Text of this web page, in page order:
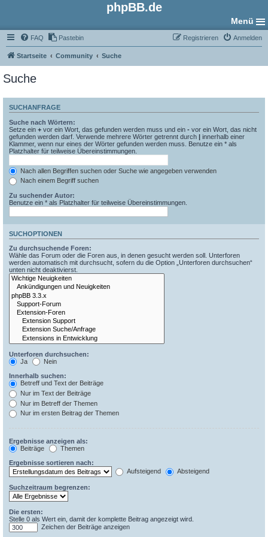
phpBB.de
Menü
FAQ Pastebin Anmelden
Registrieren
Startseite Community Suche
Suche
SUCHANFRAGE
Suche nach Wörtern:
Setze ein + vor ein Wort, das gefunden werden muss und ein - vor ein Wort, das nicht
gefunden werden darf. Verwende mehrere Wörter getrennt durch | innerhalb einer
Klammer, wenn nur eines der Wörter gefunden werden muss. Benutze ein * als
Platzhalter für teilweise Übereinstimmungen.
Nach allen Begriffen suchen oder Suche wie angegeben verwenden
Nach einem Begriff suchen
Zu suchender Autor:
Benutze ein * als Platzhalter für teilweise Übereinstimmungen.
SUCHOPTIONEN
Zu durchsuchende Foren:
Wähle das Forum oder die Foren aus, in denen gesucht werden soll. Unterforen
werden automatisch mit durchsucht, sofern du die Option „Unterforen durchsuchen“
unten nicht deaktivierst.
Unterforen durchsuchen:
Ja
Nein
Innerhalb suchen:
Betreff und Text der Beiträge
Nur im Text der Beiträge
Nur im Betreff der Themen
Nur im ersten Beitrag der Themen
Ergebnisse anzeigen als:
Beiträge
Themen
Ergebnisse sortieren nach:
Aufsteigend
Absteigend
Suchzeitraum begrenzen:
Die ersten:
Stelle 0 als Wert ein, damit der komplette Beitrag angezeigt wird.
Zeichen der Beiträge anzeigen